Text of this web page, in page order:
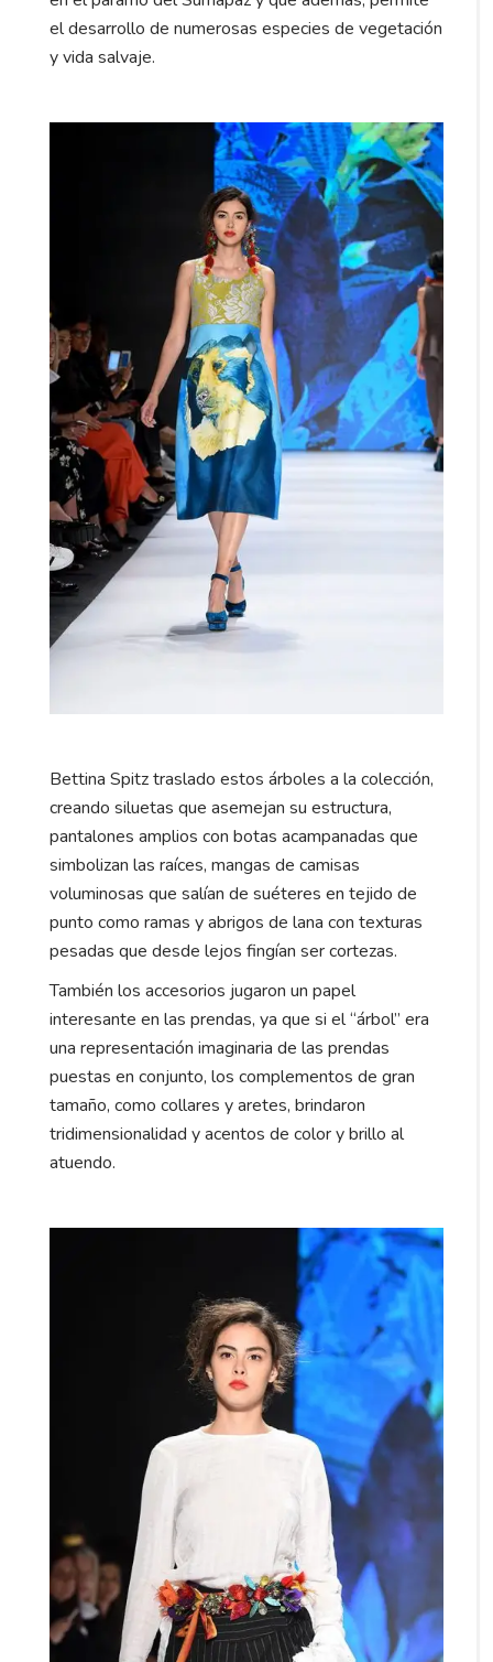
el desarrollo de numerosas especies de vegetación
y vida salvaje.
Bettina Spitz traslado estos árboles a la colección,
creando siluetas que asemejan su estructura,
pantalones amplios con botas acampanadas que
simbolizan las raíces, mangas de camisas
voluminosas que salían de suéteres en tejido de
punto como ramas y abrigos de lana con texturas
pesadas que desde lejos fingían ser cortezas.
También los accesorios jugaron un papel
interesante en las prendas, ya que si el “árbol” era
una representación imaginaria de las prendas
puestas en conjunto, los complementos de gran
tamaño, como collares y aretes, brindaron
tridimensionalidad y acentos de color y brillo al
atuendo.